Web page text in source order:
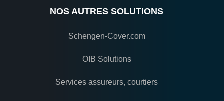
NOS AUTRES SOLUTIONS
Schengen-Cover.com
OIB Solutions
Services assureurs, courtiers